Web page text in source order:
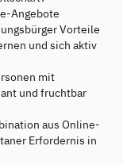
Angebote
Vorteile
und sich aktiv
mit
und fruchtbar
aus Online-
Erfordernis in